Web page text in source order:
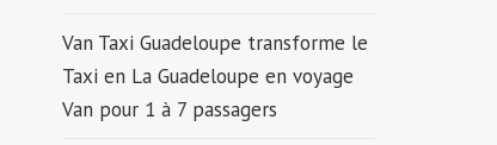
Van Taxi Guadeloupe transforme le
Taxi en La Guadeloupe en voyage
Van pour 1 à 7 passagers